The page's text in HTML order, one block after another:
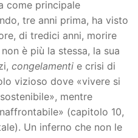
come principale
tre anni prima, ha visto
di tredici anni, morire
è più la stessa, la sua
congelamenti e crisi di
vizioso dove «vivere si
mentre
(capitolo 10,
Un inferno che non le